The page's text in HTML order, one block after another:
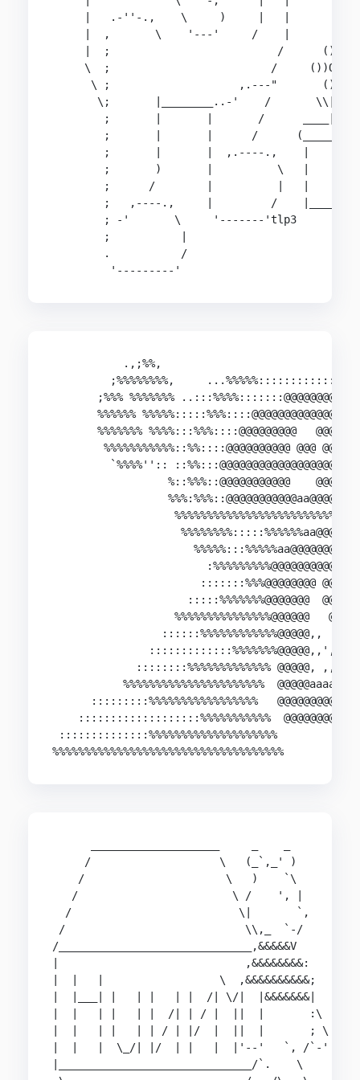
     |   .-''-.,    \     )     |   |
     |  ,       \    '---'     /    |
     |  ;                          /      ())
     \  ;                         /     ())O())
      \ ;                    ,.---"       ())
       \;       |________..-'    /       \\|//
;       |       |       /
;       |       |      /
;       |       |  ,.----.,    |
;       )       |          \   |
;      /        |          |   |
;   ,----.,     |         /
        ; -'       \     '-------'tlp3
        ;           |
        .           /
         '---------'
.,;%%,
;%%%%%%%%,
;%%% %%%%%%%
%%%%%%
%%%%%%% %%%%:::%%%::::@@@@@@@@@   @@@@@
%%%%%%%%%%%::%%::::@@@@@@@@@@ @@@ @@@
`%%%%''::
%::%%%::@@@@@@@@@@@    @@@@@
:::::::%%%@@@@@@@@
:::::%%%%%%%@@@@@@@
%%%%%%%%%%%%%%%@@@@@@
::::::%%%%%%%%%%%%@@@@@,,
:::::::::::::%%%%%%%@@@@@,,',
::::::::%%%%%%%%%%%%% @@@@@, ,,
%%%%%%%%%%%%%%%%%%%%%%
      :::::::::%%%%%%%%%%%%%%%%%   @@@@@@@@@@@@@
    :::::::::::::::::::%%%%%%%%%%%  @@@@@@@@@@@
::::::::::::::%%%%%%%%%%%%%%%%%%%%
%%%%%%%%%%%%%%%%%%%%%%%%%%%%%%%%%%%%
     /                    \   (_`,_' )
    /                      \   )    `\
   /                        \ /    ', |
  /                          \|       `,
/                            \\,_  `-/
/______________________________,&&&&&V
|                             ,&&&&&&&&:
|  |   |                  \  ,&&&&&&&&&&;
|  |___| |   | |   | |  /| \/|  |&&&&&&&|
|  |   | |   | |  /| | / |  ||  |       :\
|  |   | |   | | / | |/  |  ||  |       ; \
|  |   |  \_/| |/  | |   |  |'--'   `, /`-'
|______________________________/`.    \